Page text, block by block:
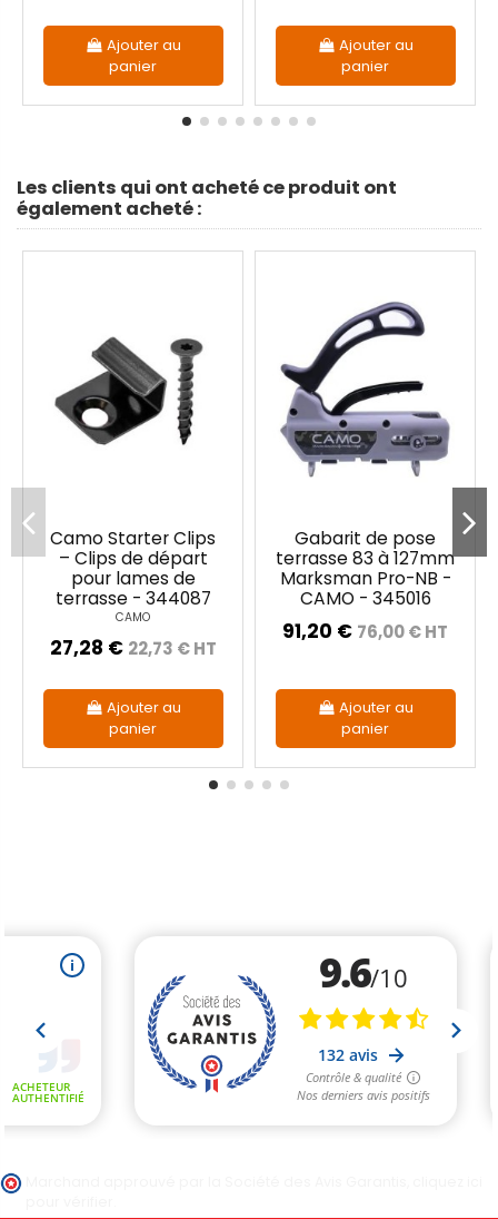
Ajouter au
panier
Ajouter au
panier
Les clients qui ont acheté ce produit ont
également acheté :
Camo Starter Clips
– Clips de départ
pour lames de
terrasse - 344087
CAMO
27,28 € 22,73 € HT
Ajouter au
panier
Gabarit de pose
terrasse 83 à 127mm
Marksman Pro-NB -
CAMO - 345016
91,20 € 76,00 € HT
Ajouter au
panier